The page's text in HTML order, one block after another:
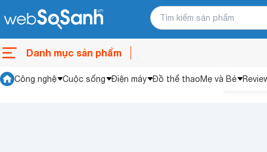
Danh mục sản phẩm
Công nghệ Cuộc sống Điện máy Đồ thể thaoMẹ và Bé